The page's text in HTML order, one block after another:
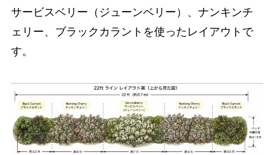
サービスベリー（ジューンベリー）、ナンキンチ
ェリー、ブラックカラントを使ったレイアウトで
す。